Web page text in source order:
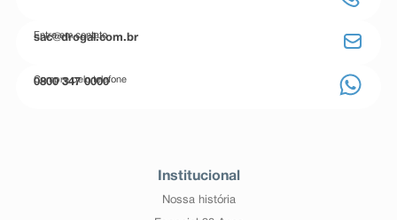
Entre em contato
sac@drogal.com.br
Compre pelo telefone
0800 347 0000
Institucional
Nossa história